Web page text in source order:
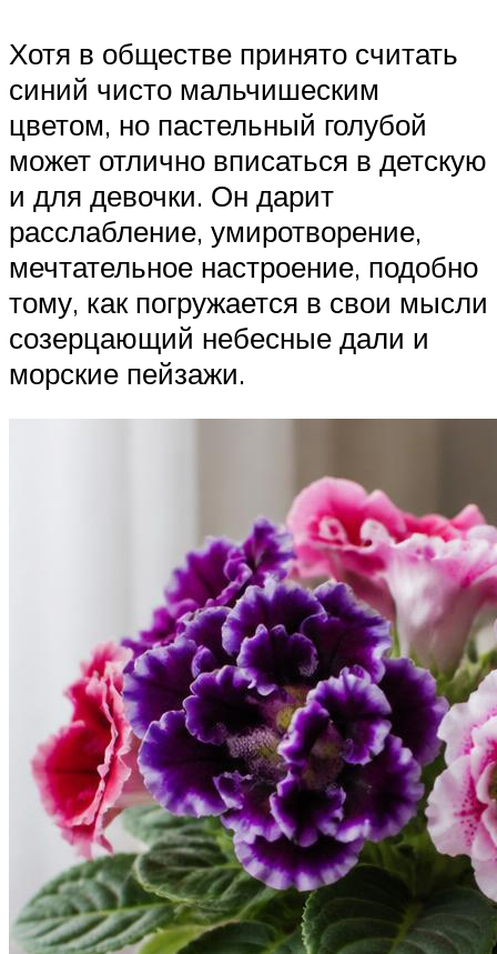
Хотя в обществе принято считать
синий чисто мальчишеским
цветом, но пастельный голубой
может отлично вписаться в детскую
и для девочки. Он дарит
расслабление, умиротворение,
мечтательное настроение, подобно
тому, как погружается в свои мысли
созерцающий небесные дали и
морские пейзажи.